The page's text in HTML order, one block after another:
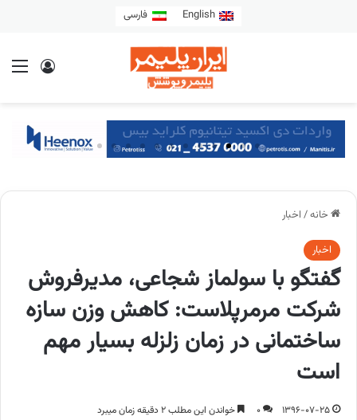
English فارسی
خانه/ اخبار
اخبار
گفتگو با سولماز شجاعی، مدیرفروش
شرکت مرمرپلاست: کاهش وزن سازه
ساختمانی در زمان زلزله بسیار مهم
است
1396-07-25
0 خواندن این مطلب 2 دقیقه زمان میبرد